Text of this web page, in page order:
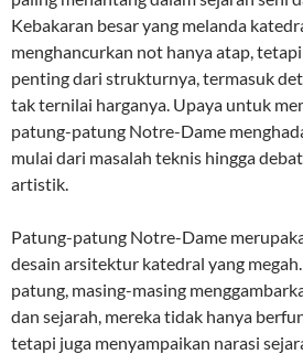
Kebakaran besar yang melanda
menghancurkan not hanya atap,
penting dari strukturnya, termasuk
tak ternilai harganya. Upaya untuk
patung-patung Notre-Dame
mulai dari masalah teknis hingga
artistik.
Patung-patung Notre-Dame
desain arsitektur katedral yang
patung, masing-masing
dan sejarah, mereka tidak hanya
tetapi juga menyampaikan narasi